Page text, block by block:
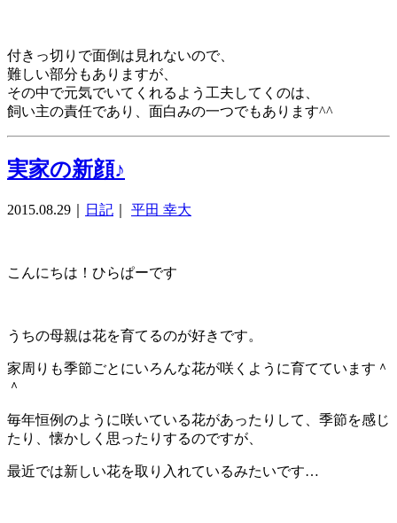
付きっ切りで面倒は見れないので、
難しい部分もありますが、
その中で元気でいてくれるよう工夫してくのは、
飼い主の責任であり、面白みの一つでもあります^^
実家の新顔♪
2015.08.29 日記 平田 幸大
こんにちは！ひらぱーです
うちの母親は花を育てるのが好きです。
家周りも季節ごとにいろんな花が咲くように育てています＾
＾
毎年恒例のように咲いている花があったりして、季節を感じ
たり、懐かしく思ったりするのですが、
最近では新しい花を取り入れているみたいです…